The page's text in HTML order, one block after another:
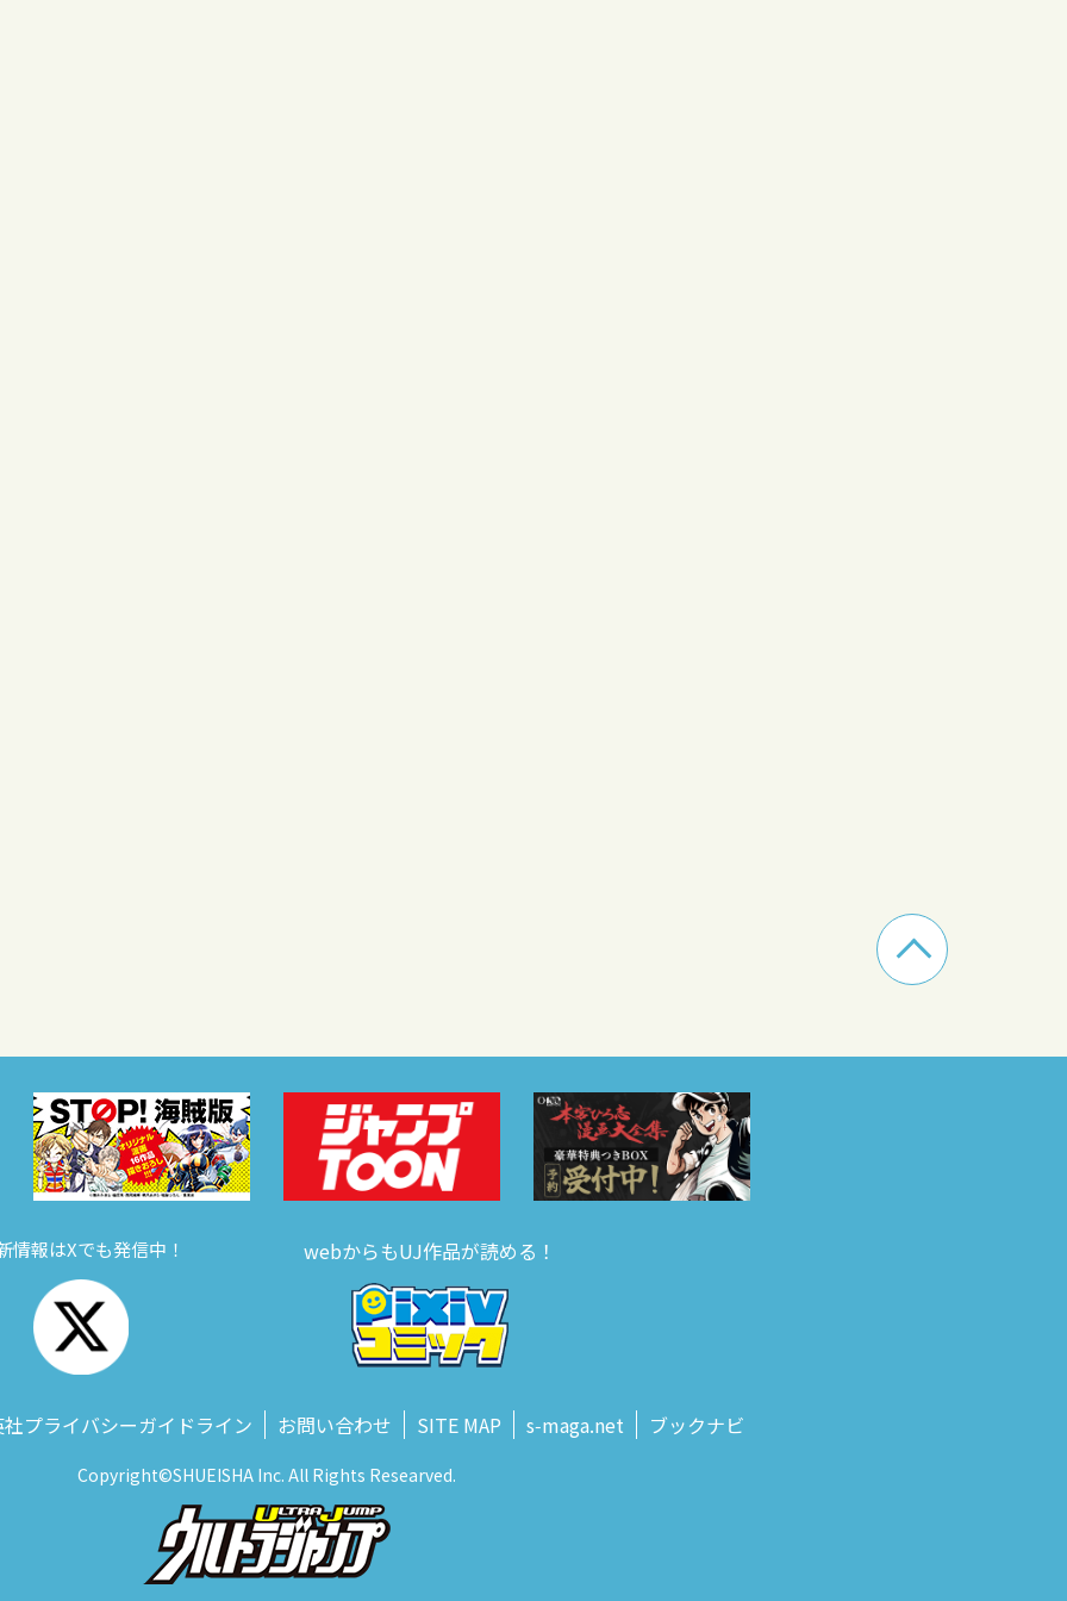
情報はXでも発信中！ webからもUJ作品が読める！
プライバシーガイドライン お問い合わせ SITE MAP s‑maga.net ブックナビ
Copyright©SHUEISHA Inc. All Rights Researved.